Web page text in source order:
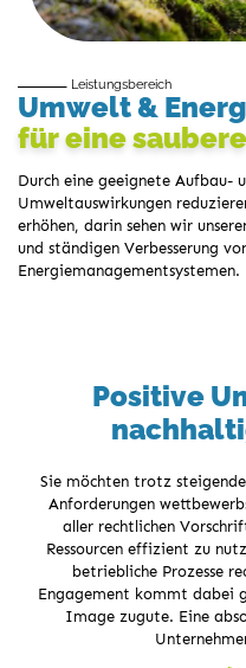
Leistungsbereich
Umwelt &
für eine
Durch eine geeignete Aufbau-
Umweltauswirkungen
erhöhen, darin sehen wir
und ständigen Verbesserung
Energiemanagementsystemen.
Positive
Sie möchten trotz
Anforderungen
aller rechtlichen
Ressourcen effizient zu
betriebliche Prozesse
Engagement kommt dabei
Image zugute. Eine